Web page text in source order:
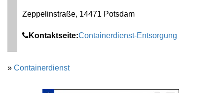
Zeppelinstraße, 14471 Potsdam
Kontaktseite:Containerdienst-Entsorgung
» Containerdienst